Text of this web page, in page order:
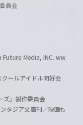
員会
Media, INC. ww
ールアイドル同好会
ズ」製作委員会
タジア文庫刊／映画も